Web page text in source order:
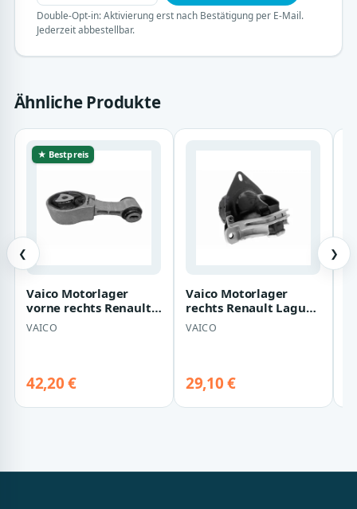
Double-Opt-in: Aktivierung erst nach Bestätigung per E-Mail.
Jederzeit abbestellbar.
Ähnliche Produkte
❮
★ Bestpreis
Vaico Motorlager
vorne rechts Renault
Laguna Latitude 1,5
VAICO
42,20 €
Vaico Motorlager
rechts Renault Laguna
1
VAICO
29,10 €
❯